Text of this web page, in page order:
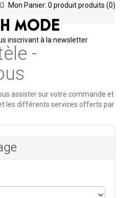
Mon Panier: 0 produitproduits (0)
inscrivant à la newsletter
-
assister sur votre commande et
les différents services offerts par